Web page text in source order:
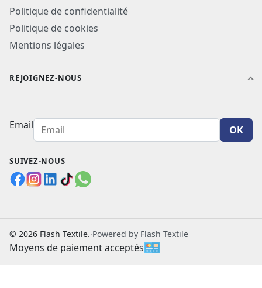
Politique de confidentialité
Politique de cookies
Mentions légales
REJOIGNEZ-NOUS
Email OK
SUIVEZ-NOUS
© 2026 Flash Textile.·Powered by Flash Textile
Moyens de paiement acceptés